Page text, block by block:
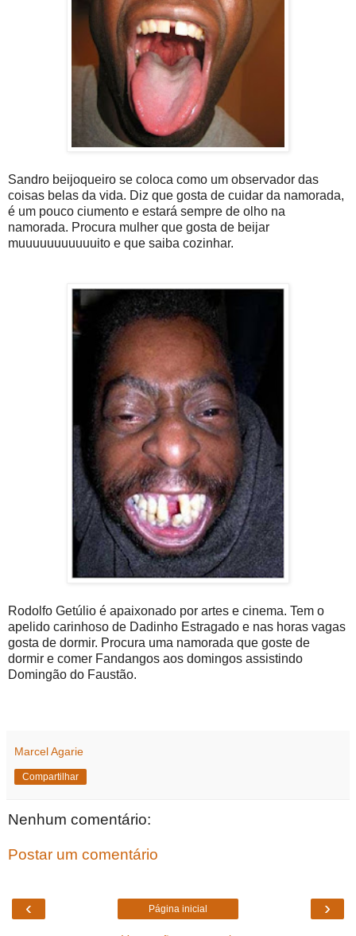
Sandro beijoqueiro se coloca como um observador das
coisas belas da vida. Diz que gosta de cuidar da namorada,
é um pouco ciumento e estará sempre de olho na
namorada. Procura mulher que gosta de beijar
muuuuuuuuuuuito e que saiba cozinhar.
Rodolfo Getúlio é apaixonado por artes e cinema. Tem o
apelido carinhoso de Dadinho Estragado e nas horas vagas
gosta de dormir. Procura uma namorada que goste de
dormir e comer Fandangos aos domingos assistindo
Domingão do Faustão.
Marcel Agarie
Compartilhar
Nenhum comentário:
Postar um comentário
‹ ›
Página inicial